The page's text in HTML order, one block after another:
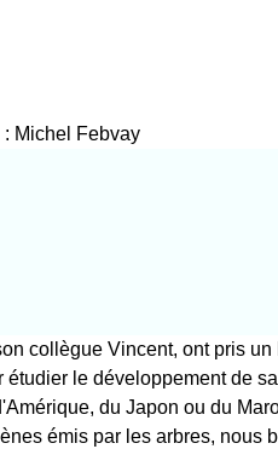
Michel Febvay
collègue Vincent, ont pris
le développement de
du Japon ou du
émis par les arbres, nous